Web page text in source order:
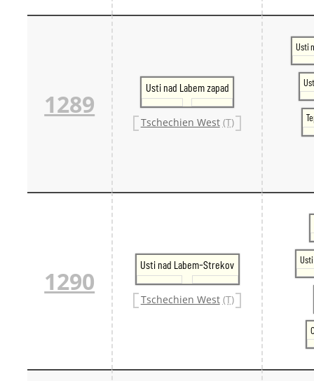
1289
Usti nad Labem zapad
Tschechien West (T)
Usti
1290
Usti nad Labem-Strekov
Tschechien West (T)